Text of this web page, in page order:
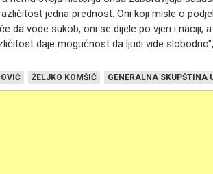
jedna prednost. Oni koji misle o
da vode sukob, oni se dijele po vjeri i naciji,
daje mogućnost da ljudi vide
ŽELJKO KOMŠIĆ GENERALNA SKUPŠTINA